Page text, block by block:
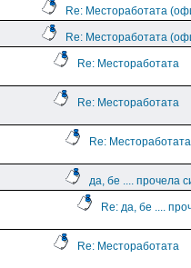
Re: Местоработата
Re: Местоработата
Re: Местоработата
Re: Местоработата
Re: Местоработата
да, бе .... прочела
Re: да, бе ....
Re: Местоработата